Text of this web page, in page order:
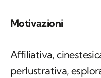
Motivazioni
Affiliativa,
perlustrativa,